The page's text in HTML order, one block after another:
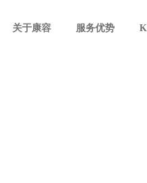
关于康容 服务优势